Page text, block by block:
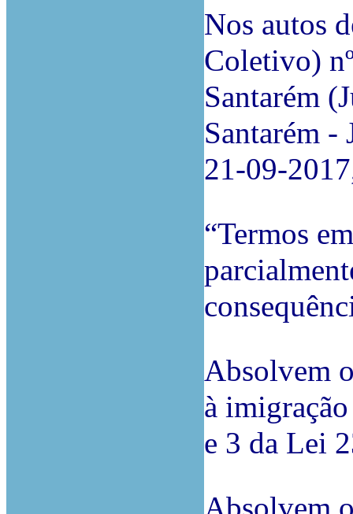
Nos autos
Coletivo)
Santarém
Santarém -
21-09-
“Termos
Absolvem
à
e 3 da Lei